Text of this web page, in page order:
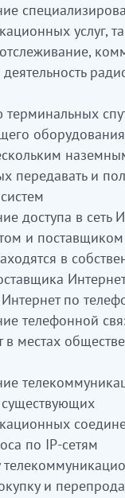
және
қызметі сияқты
бір
жүйелерін
пайдалану
Интернет
Интернет
басқа Интернет-
емес
желілер
желілері
қол
ұсыну
IP-желілері
услуг,
терминальных
передавать и
доступа в сеть
и поставщиком
в
Интернет по
телефонной
в местах
по IP-сетям
и